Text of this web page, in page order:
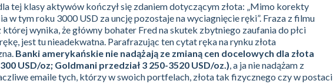
tej klasy aktywów kończył się zdaniem dotyczącym złota: „Mimo korekty
w tym roku 3000 USD za uncję pozostaje na wyciagnięcie ręki”. Fraza z filmu
z której wynika, że główny bohater Fred na skutek zbytniego zaufania do płci
jest tu nieadekwatna. Parafrazując ten cytat ręka na rynku złota
Banki amerykańskie nie nadążają ze zmianą cen docelowych dla złota
USD/oz; Goldmani przedział 3 250-3520 USD/oz.), a ja nie nadążam z
emaile tych, którzy w swoich portfelach, złota tak fizycznego czy w postaci